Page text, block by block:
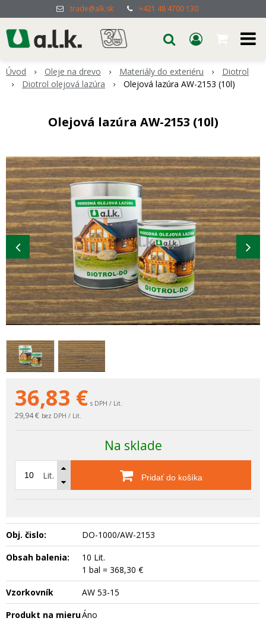
trade@alk.sk +421 48 4700 130
Úvod Oleje na drevo Materiály do exteriéru
Diotrol
Diotrol olejová lazúra
Olejová lazúra AW-2153 (10l)
Olejová lazúra AW-2153 (10l)
36,83 € s DPH / Lit.
29,94 € bez DPH / Lit.
Na sklade
Lit. Pridať do košíka
Obj. čislo:
DO-1000/AW-2153
Obsah balenia:
10 Lit.
1 bal = 368,30 €
Vzorkovník
AW 53-15
Produkt na mieruÁno